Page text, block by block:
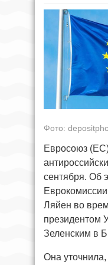
Фото:
Евросоюз (ЕС)
сентября. Об
Ляйен во
президентом
Зеленским в
Она